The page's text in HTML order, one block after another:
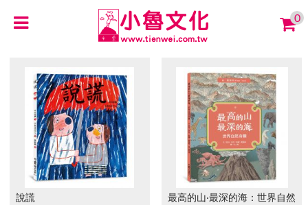
0
說謊
最高的山‧最深的海：世界自然